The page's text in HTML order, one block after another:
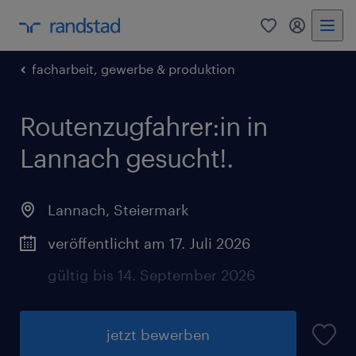
0 Mein
facharbeit, gewerbe & produktion
Routenzugfahrer:in in
Lannach gesucht!.
Lannach, Steiermark
veröffentlicht am 17. Juli 2026
gültig bis 14. September 2026
jetzt bewerben